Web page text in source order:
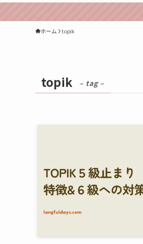
ホーム topik
topik – tag –